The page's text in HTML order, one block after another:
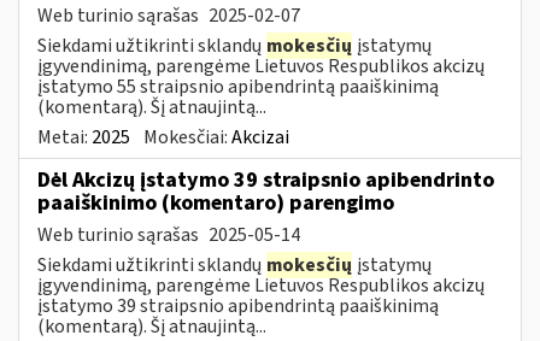
Web turinio sąrašas 2025-02-07
Siekdami užtikrinti sklandų mokesčių įstatymų
įgyvendinimą, parengėme Lietuvos Respublikos akcizų
įstatymo 55 straipsnio apibendrintą paaiškinimą
(komentarą). Šį atnaujintą...
Metai: 2025 Mokesčiai:Akcizai
Dėl Akcizų įstatymo 39 straipsnio apibendrinto
paaiškinimo (komentaro) parengimo
Web turinio sąrašas 2025-05-14
Siekdami užtikrinti sklandų mokesčių įstatymų
įgyvendinimą, parengėme Lietuvos Respublikos akcizų
įstatymo 39 straipsnio apibendrintą paaiškinimą
(komentarą). Šį atnaujintą...